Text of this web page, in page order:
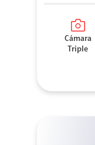
Cámara
Triple